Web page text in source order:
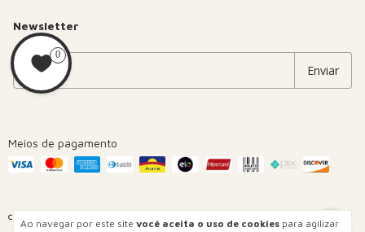
Ao navegar por este site você aceita o uso de cookies para agilizar
Newsletter
Meios de pagamento
0